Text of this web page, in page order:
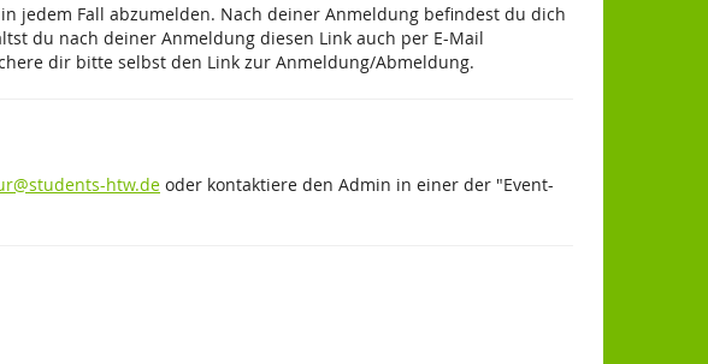
jedem Fall abzumelden. Nach deiner Anmeldung befindest du dich
du nach deiner Anmeldung diesen Link auch per E-Mail
dir bitte selbst den Link zur Anmeldung/Abmeldung.
htw.de oder kontaktiere den Admin in einer der "Event-